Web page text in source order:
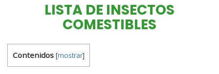
LISTA DE INSECTOS
COMESTIBLES
Contenidos [mostrar]